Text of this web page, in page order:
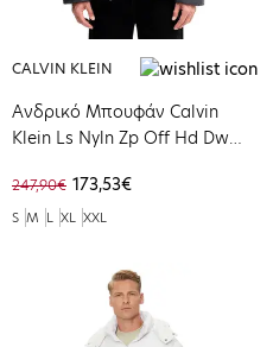
CALVIN KLEIN
Ανδρικό Μπουφάν Calvin
Klein Ls Nyln Zp Off Hd Dw
247,90€ 173,53€
S M L XL XXL